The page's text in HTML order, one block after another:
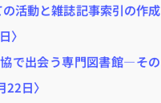
活動と雑誌記事索引の作成
〉
で出会う専門図書館―その
日〉